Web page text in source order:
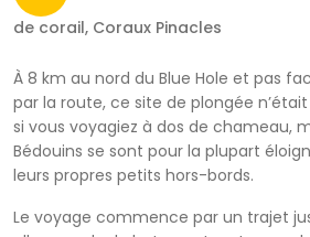
de corail, Coraux Pinacles
À 8 km au nord du Blue Hole et pas
par la route, ce site de plongée
si vous voyagiez à dos de chameau,
Bédouins se sont pour la plupart
leurs propres petits hors-bords.
Le voyage commence par un trajet